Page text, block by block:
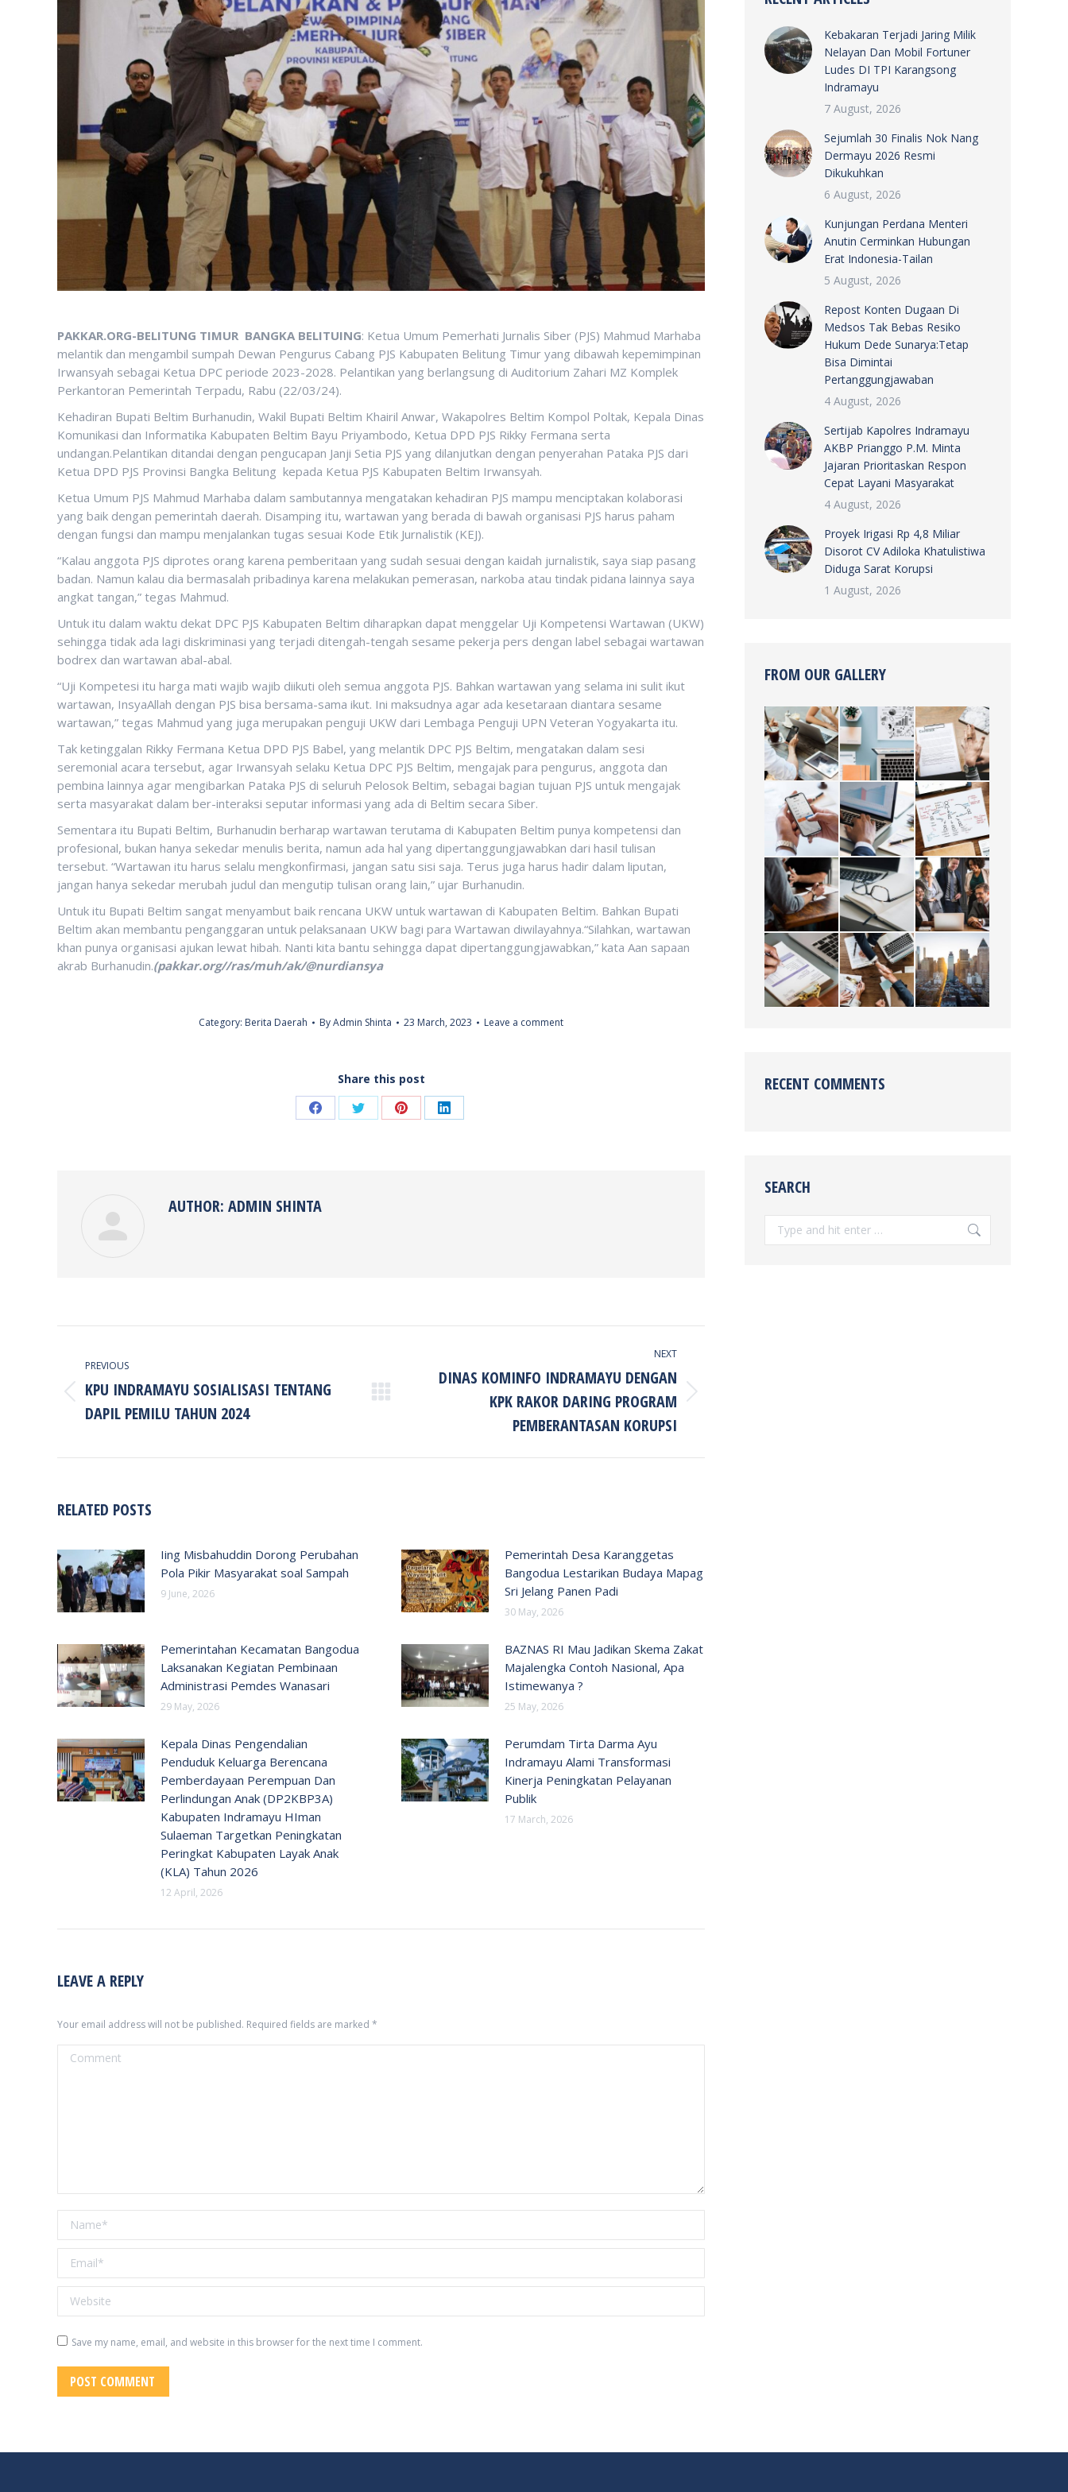
PAKKAR.ORG-BELITUNG TIMUR BANGKA BELITUING: Ketua Umum Pemerhati Jurnalis Siber (PJS) Mahmud Marhaba
melantik dan mengambil sumpah Dewan Pengurus Cabang PJS Kabupaten Belitung Timur yang dibawah kepemimpinan
Irwansyah sebagai Ketua DPC periode 2023-2028. Pelantikan yang berlangsung di Auditorium Zahari MZ Komplek
Perkantoran Pemerintah Terpadu, Rabu (22/03/24).
Kehadiran Bupati Beltim Burhanudin, Wakil Bupati Beltim Khairil Anwar, Wakapolres Beltim Kompol Poltak, Kepala Dinas
Komunikasi dan Informatika Kabupaten Beltim Bayu Priyambodo, Ketua DPD PJS Rikky Fermana serta
undangan.Pelantikan ditandai dengan pengucapan Janji Setia PJS yang dilanjutkan dengan penyerahan Pataka PJS dari
Ketua DPD PJS Provinsi Bangka Belitung kepada Ketua PJS Kabupaten Beltim Irwansyah.
Ketua Umum PJS Mahmud Marhaba dalam sambutannya mengatakan kehadiran PJS mampu menciptakan kolaborasi
yang baik dengan pemerintah daerah. Disamping itu, wartawan yang berada di bawah organisasi PJS harus paham
dengan fungsi dan mampu menjalankan tugas sesuai Kode Etik Jurnalistik (KEJ).
“Kalau anggota PJS diprotes orang karena pemberitaan yang sudah sesuai dengan kaidah jurnalistik, saya siap pasang
badan. Namun kalau dia bermasalah pribadinya karena melakukan pemerasan, narkoba atau tindak pidana lainnya saya
angkat tangan,” tegas Mahmud.
Untuk itu dalam waktu dekat DPC PJS Kabupaten Beltim diharapkan dapat menggelar Uji Kompetensi Wartawan (UKW)
sehingga tidak ada lagi diskriminasi yang terjadi ditengah-tengah sesame pekerja pers dengan label sebagai wartawan
bodrex dan wartawan abal-abal.
“Uji Kompetesi itu harga mati wajib wajib diikuti oleh semua anggota PJS. Bahkan wartawan yang selama ini sulit ikut
wartawan, InsyaAllah dengan PJS bisa bersama-sama ikut. Ini maksudnya agar ada kesetaraan diantara sesame
wartawan,” tegas Mahmud yang juga merupakan penguji UKW dari Lembaga Penguji UPN Veteran Yogyakarta itu.
Tak ketinggalan Rikky Fermana Ketua DPD PJS Babel, yang melantik DPC PJS Beltim, mengatakan dalam sesi
seremonial acara tersebut, agar Irwansyah selaku Ketua DPC PJS Beltim, mengajak para pengurus, anggota dan
pembina lainnya agar mengibarkan Pataka PJS di seluruh Pelosok Beltim, sebagai bagian tujuan PJS untuk mengajak
serta masyarakat dalam ber-interaksi seputar informasi yang ada di Beltim secara Siber.
Sementara itu Bupati Beltim, Burhanudin berharap wartawan terutama di Kabupaten Beltim punya kompetensi dan
profesional, bukan hanya sekedar menulis berita, namun ada hal yang dipertanggungjawabkan dari hasil tulisan
tersebut. “Wartawan itu harus selalu mengkonfirmasi, jangan satu sisi saja. Terus juga harus hadir dalam liputan,
jangan hanya sekedar merubah judul dan mengutip tulisan orang lain,” ujar Burhanudin.
Untuk itu Bupati Beltim sangat menyambut baik rencana UKW untuk wartawan di Kabupaten Beltim. Bahkan Bupati
Beltim akan membantu penganggaran untuk pelaksanaan UKW bagi para Wartawan diwilayahnya.“Silahkan, wartawan
khan punya organisasi ajukan lewat hibah. Nanti kita bantu sehingga dapat dipertanggungjawabkan,” kata Aan sapaan
akrab Burhanudin.(pakkar.org//ras/muh/ak/@nurdiansya
Category: Berita Daerah ByAdmin Shinta 23 March, 2023 Leave a comment
Share this post
Share Share Share Share
AUTHOR: ADMIN SHINTA
NAVIGATION
PREVIOUS
Previous
post:
KPU INDRAMAYU SOSIALISASI TENTANG
DAPIL PEMILU TAHUN 2024
NEXT
DINAS KOMINFO INDRAMAYU DENGAN
KPK RAKOR DARING PROGRAM
PEMBERANTASAN KORUPSI
RELATED POSTS
Iing Misbahuddin Dorong Perubahan
Pola Pikir Masyarakat soal Sampah
9 June, 2026
Pemerintah Desa Karanggetas
Bangodua Lestarikan Budaya Mapag
Sri Jelang Panen Padi
30 May, 2026
Pemerintahan Kecamatan Bangodua
Laksanakan Kegiatan Pembinaan
Administrasi Pemdes Wanasari
29 May, 2026
BAZNAS RI Mau Jadikan Skema Zakat
Majalengka Contoh Nasional, Apa
Istimewanya ?
25 May, 2026
Kepala Dinas Pengendalian
Penduduk Keluarga Berencana
Pemberdayaan Perempuan Dan
Perlindungan Anak (DP2KBP3A)
Kabupaten Indramayu HIman
Sulaeman Targetkan Peningkatan
Peringkat Kabupaten Layak Anak
(KLA) Tahun 2026
12 April, 2026
Perumdam Tirta Darma Ayu
Indramayu Alami Transformasi
Kinerja Peningkatan Pelayanan
Publik
17 March, 2026
LEAVE A REPLY
Your email address will not be published. Required fields are marked *
Comment
Name *
Email *
Website
Save my name, email, and website in this browser for the next time I comment.
POST COMMENT
Kebakaran Terjadi Jaring Milik
Nelayan Dan Mobil Fortuner
Ludes DI TPI Karangsong
Indramayu
7 August, 2026
Sejumlah 30 Finalis Nok Nang
Dermayu 2026 Resmi
Dikukuhkan
6 August, 2026
Kunjungan Perdana Menteri
Anutin Cerminkan Hubungan
Erat Indonesia-Tailan
5 August, 2026
Repost Konten Dugaan Di
Medsos Tak Bebas Resiko
Hukum Dede Sunarya:Tetap
Bisa Dimintai
Pertanggungjawaban
4 August, 2026
Sertijab Kapolres Indramayu
AKBP Prianggo P.M. Minta
Jajaran Prioritaskan Respon
Cepat Layani Masyarakat
4 August, 2026
Proyek Irigasi Rp 4,8 Miliar
Disorot CV Adiloka Khatulistiwa
Diduga Sarat Korupsi
1 August, 2026
FROM OUR GALLERY
RECENT COMMENTS
SEARCH
Search: